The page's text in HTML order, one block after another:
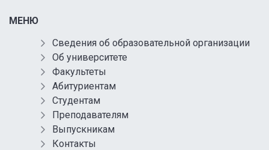
МЕНЮ
Сведения об образовательной организации
Об университете
Факультеты
Абитуриентам
Студентам
Преподавателям
Выпускникам
Контакты